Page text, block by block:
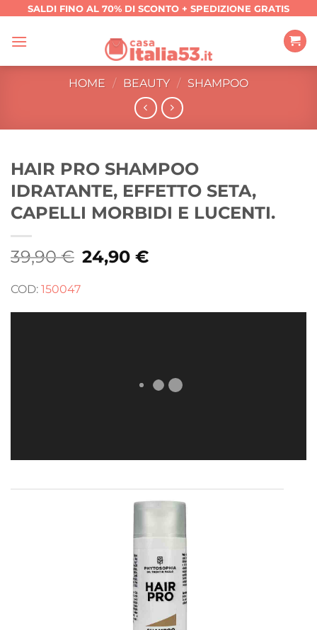
contenuti
SALDI FINO AL 70% DI SCONTO + SPEDIZIONE GRATIS
HOME / BEAUTY / SHAMPOO
HAIR PRO SHAMPOO
IDRATANTE, EFFETTO SETA,
CAPELLI MORBIDI E LUCENTI.
39,90€ Il
prezzo
24,90€Il
prezzo
COD: 150047